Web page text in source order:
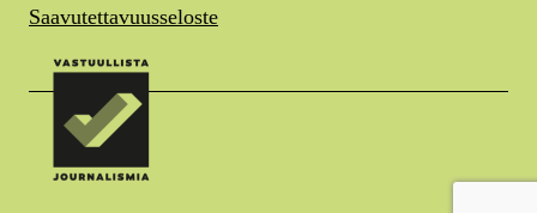
Saavutettavuusseloste